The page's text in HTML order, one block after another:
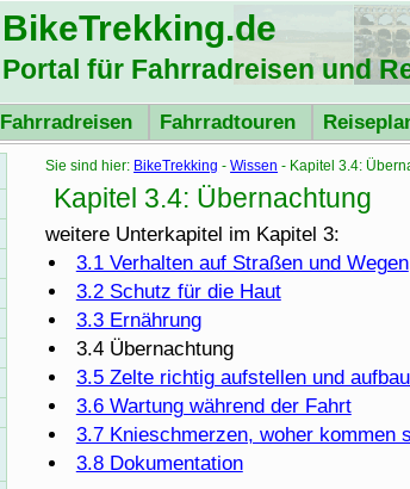
BikeTrekking.de
Portal für Fahrradreisen und
Fahrradreisen Fahrradtouren
Sie sind hier: BikeTrekking -Wissen - Kapitel 3.4:
Kapitel 3.4: Übernachtung
weitere Unterkapitel im Kapitel 3:
3.1 Verhalten auf Straßen und Wegen
3.2 Schutz für die Haut
3.3 Ernährung
3.4 Übernachtung
3.5 Zelte richtig aufstellen und
3.6 Wartung während der Fahrt
3.7 Knieschmerzen, woher kommen
3.8 Dokumentation